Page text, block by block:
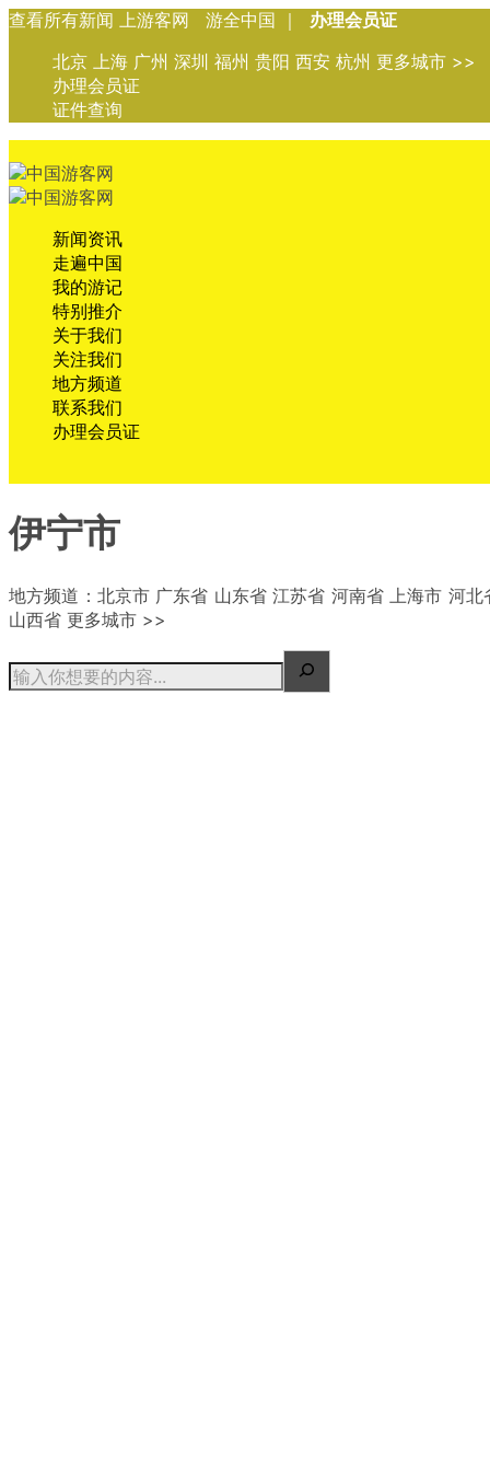
查看所有新闻 上游客网 游全中国 ｜
办理会员证
北京 上海 广州 深圳 福州 贵阳 西安 杭州 更多城市 >>
办理会员证
证件查询
新闻资讯
走遍中国
我的游记
特别推介
关于我们
关注我们
地方频道
联系我们
办理会员证
伊宁市
地方频道：北京市 广东省 山东省 江苏省 河南省 上海市 河
山西省 更多城市 >>